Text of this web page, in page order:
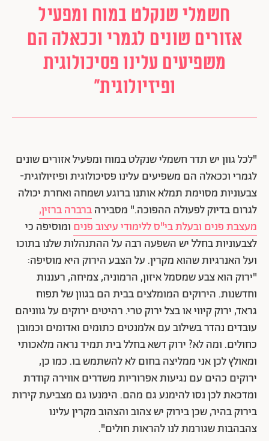
חשמלי שנקלט במוח ומפעיל
אזורים שונים לגמרי וככאלה הם
משפיעים עלינו פסיכולוגית
ופיזיולוגית"
"לכל גוון יש תדר חשמלי שנקלט במוח ומפעיל אזורים שונים
לגמרי וככאלה הם משפיעים עלינו פסיכולוגית ופיזיולוגית-
צבעוניות מסוימת תמלא אותנו ברוגע ושמחה ואחרת יכולה
לגרום בדיוק לפעולה ההפוכה." מסבירהברברה ברזין,
מעצבת פנים ובעלת בי"ס ללימודי עיצוב פנים ומוסיפה כי
לצבעוניות בחלל יש השפעה רבה על ההתנהלות שלנו בתוכו
ועל האנרגיות שהוא מקרין. על הצבע הירוק היא מוסיפה:
"ירוק הוא צבע שמסמל איזון, הרמוניה, צמיחה, רעננות
וחדשנות. הירוקים המומלצים בבית הם בגוון של תפוח
גראד, ירוק קיווי או בצל ירוק טרי. רהיטים ירוקים על גווניהם
עובדים נהדר בשילוב עם אלמנטים כתומים ואדומים וכמובן
כחולים. ומה לא? ירוק דשא בחלל בית תמיד נראה מלאכותי
ומאולץ לכן אני ממליצה בחום לא להשתמש בו. כמו כן,
ירוקים כהים עם נגיעות אפרוריות משדרים אווירה קודרת
ומדכאת לכן נסו להימנע גם מהם. הימנעו גם מצביעת קירות
בירוק בהיר, שכן בירוק יש צהוב והצהוב מקרין עלינו
צהבהבות שגורמת לנו להראות חולים".